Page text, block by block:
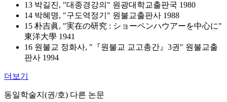
13 박길진, "대종경강의" 원광대학교출판국 1980
14 박혜명, "구도역정기" 원불교출판사 1988
15 朴吉眞, "実在の研究 : ショーペンハウアーを中心に"
東洋大學 1941
16 원불교 정화사, "『원불교 교고총간』3권" 원불교출
판사 1994
더보기
동일학술지(권/호) 다른 논문